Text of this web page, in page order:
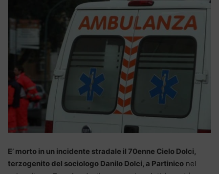
E’ morto in un incidente stradale il 70enne Cielo Dolci,
terzogenito del sociologo Danilo Dolci, a Partinico nel